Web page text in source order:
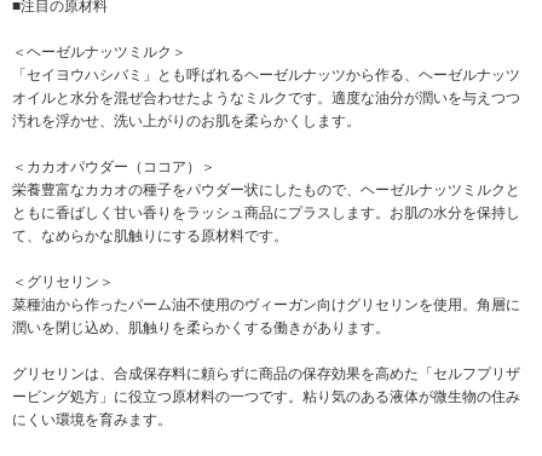
■注目の原材料
＜ヘーゼルナッツミルク＞
「セイヨウハシバミ」とも呼ばれるヘーゼルナッツから作る、ヘーゼルナッツ
オイルと水分を混ぜ合わせたようなミルクです。適度な油分が潤いを与えつつ
汚れを浮かせ、洗い上がりのお肌を柔らかくします。
＜カカオパウダー（ココア）＞
栄養豊富なカカオの種子をパウダー状にしたもので、ヘーゼルナッツミルクと
ともに香ばしく甘い香りをラッシュ商品にプラスします。お肌の水分を保持し
て、なめらかな肌触りにする原材料です。
＜グリセリン＞
菜種油から作ったパーム油不使用のヴィーガン向けグリセリンを使用。角層に
潤いを閉じ込め、肌触りを柔らかくする働きがあります。
グリセリンは、合成保存料に頼らずに商品の保存効果を高めた「セルフプリザ
ービング処方」に役立つ原材料の一つです。粘り気のある液体が微生物の住み
にくい環境を育みます。